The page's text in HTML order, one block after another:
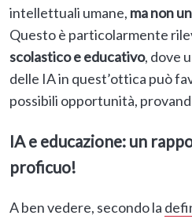
intellettuali umane, ma non
Questo è particolarmente
scolastico e educativo, dove
delle IA in quest’ottica può
possibili opportunità,
IA e educazione: un
proficuo!
A ben vedere, secondo la